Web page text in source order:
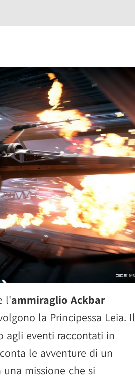
l'ammiraglio Ackbar
la Principessa Leia. Il
agli eventi raccontati in
le avventure di un
missione che si